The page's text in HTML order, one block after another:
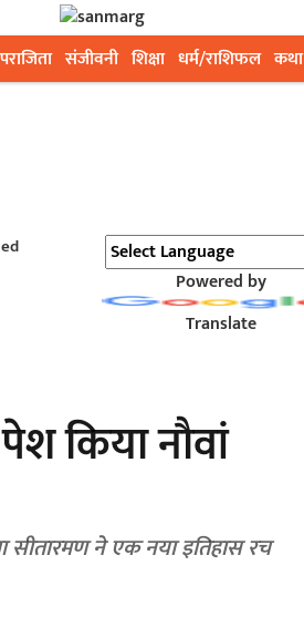
संजीवनी शिक्षा धर्म/राशिफल कथा
Powered by
Translate
किया नौवां
सीतारमण ने एक नया इतिहास रच